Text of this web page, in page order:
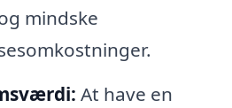
mindske
At have en